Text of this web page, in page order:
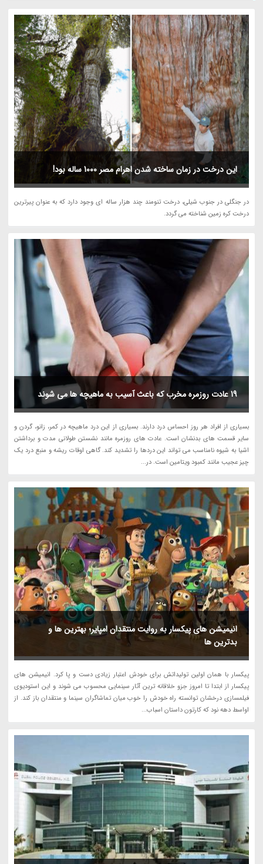
این درخت در زمان ساخته شدن اهرام مصر 1000 ساله بود!
در جنگلی در جنوب شیلی، درخت تنومند چند هزار ساله ای وجود دارد که به عنوان پیرترین
درخت کره زمین شناخته می گردد.
19 عادت روزمره مخرب که باعث آسیب به ماهیچه ها می شوند
بسیاری از افراد هر روز احساس درد دارند. بسیاری از این درد ماهیچه در کمر، زانو، گردن و
سایر قسمت های بدنشان است. عادت های روزمره مانند نشستن طولانی مدت و برداشتن
اشیا به شیوه نامناسب می تواند این دردها را تشدید کند. گاهی اوقات ریشه و منبع درد یک
چیز عجیب مانند کمبود ویتامین است. در...
انیمیشن های پیکسار به روایت منتقدان امپایر؛ بهترین ها و
بدترین ها
پیکسار با همان اولین تولیداتش برای خودش اعتبار زیادی دست و پا کرد. انیمیشن های
پیکسار از ابتدا تا امروز جزو خلاقانه ترین آثار سینمایی محسوب می شوند و این استودیوی
فیلمسازی درخشان توانسته راه خودش را خوب میان تماشاگران سینما و منتقدان باز کند. از
اواسط دهه نود که کارتون داستان اسباب...